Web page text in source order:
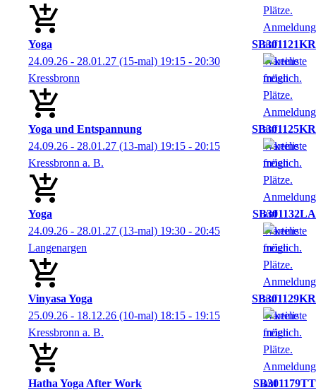
Yoga
SB301121KR
24.09.26 - 28.01.27 (15-mal) 19:15 - 20:30
Kressbronn
Yoga und Entspannung
SB301125KR
24.09.26 - 28.01.27 (13-mal) 19:15 - 20:15
Kressbronn a. B.
Yoga
SB301132LA
24.09.26 - 28.01.27 (13-mal) 19:30 - 20:45
Langenargen
Vinyasa Yoga
SB301129KR
25.09.26 - 18.12.26 (10-mal) 18:15 - 19:15
Kressbronn a. B.
Hatha Yoga After Work
SB301179TT